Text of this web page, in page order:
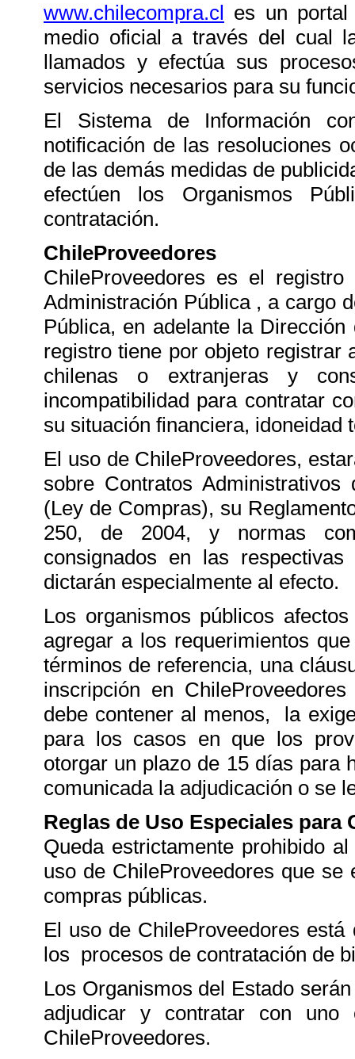
www.chilecompra.cl es un portal
medio oficial a través del cual
llamados y efectúa sus
servicios necesarios para su
El Sistema de Información
notificación de las resoluciones
de las demás medidas de
efectúen los Organismos
contratación.
ChileProveedores
ChileProveedores es el
Administración Pública , a cargo
Pública, en adelante la
registro tiene por objeto registrar
chilenas o extranjeras y
incompatibilidad para contratar
su situación financiera, idoneidad
El uso de ChileProveedores,
sobre Contratos
(Ley de Compras), su
250, de 2004, y normas
consignados en las
dictarán especialmente al efecto.
Los organismos públicos
agregar a los requerimientos
términos de referencia, una
inscripción en
debe contener al menos, la
para los casos en que los
otorgar un plazo de 15 días para
comunicada la adjudicación o se
Reglas de Uso Especiales
Queda estrictamente prohibido
uso de ChileProveedores que
compras públicas.
El uso de ChileProveedores
los procesos de contratación de
Los Organismos del Estado
adjudicar y contratar con
ChileProveedores.